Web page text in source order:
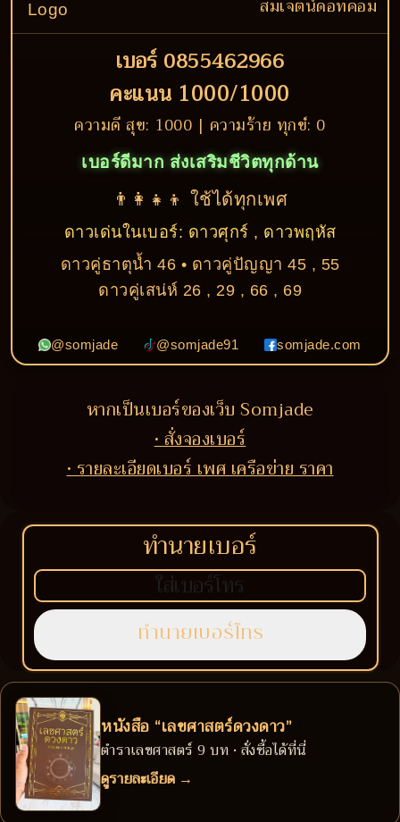
สมเจตน์ดอทคอม
เบอร์ 0855462966
คะแนน 1000/1000
ความดี สุข: 1000 | ความร้าย ทุกข์: 0
เบอร์ดีมาก ส่งเสริมชีวิตทุกด้าน
👨‍👩‍👧‍👦 ใช้ได้ทุกเพศ
ดาวเด่นในเบอร์: ดาวศุกร์ , ดาวพฤหัส
ดาวคู่ธาตุน้ำ 46 • ดาวคู่ปัญญา 45 , 55
ดาวคู่เสน่ห์ 26 , 29 , 66 , 69
@somjade @somjade91 somjade.com
หากเป็นเบอร์ของเว็บ Somjade
• สั่งจองเบอร์
• รายละเอียดเบอร์ เพศ เครือข่าย ราคา
ทำนายเบอร์
หนังสือ “เลขศาสตร์ดวงดาว”
ตำราเลขศาสตร์ 9 บท • สั่งซื้อได้ที่นี่
ดูรายละเอียด →